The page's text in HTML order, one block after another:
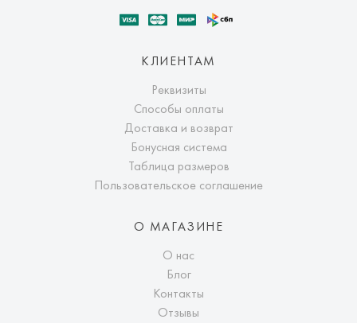
КЛИЕНТАМ
Реквизиты
Способы оплаты
Доставка и возврат
Бонусная система
Таблица размеров
Пользовательское соглашение
О МАГАЗИНЕ
О нас
Блог
Контакты
Отзывы